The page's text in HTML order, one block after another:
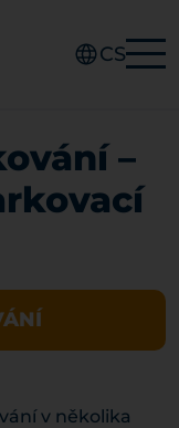
CS
–
v několika